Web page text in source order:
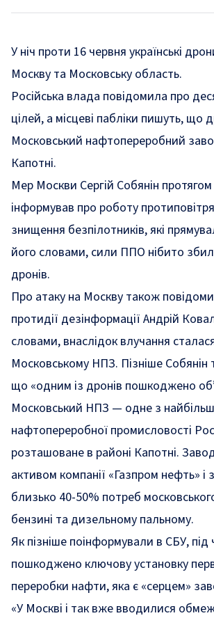
У ніч проти 16 червня українські
Москву та Московську область.
Російська влада повідомила про
цілей, а місцеві пабліки пишуть, що
Московський нафтопереробний
Капотні.
Мер Москви Сергій Собянін протягом
інформував про роботу
знищення безпілотників, які
його словами, сили ППО нібито
дронів.
Про атаку на Москву також
протидії дезінформації Андрій
словами, внаслідок влучання
Московському НПЗ. Пізніше Собянін
що «одним із дронів пошкоджено
Московський НПЗ — одне з
нафтопереробної промисловості
розташоване в районі Капотні.
активом компанії «Газпром нефть» і
близько 40-50% потреб
бензині та дизельному пальному.
Як пізніше поінформували в СБУ, під
пошкоджено ключову установку
переробки нафти, яка є «серцем»
«У Москві і так вже вводилися